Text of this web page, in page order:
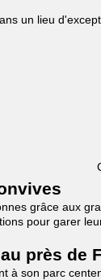
un lieu
grâce aux
pour garer
près de
à son parc